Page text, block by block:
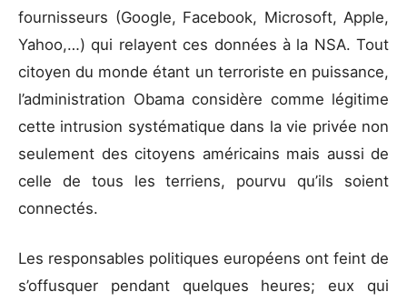
fournisseurs (Google, Facebook, Microsoft, Apple,
Yahoo,…) qui relayent ces données à la NSA. Tout
citoyen du monde étant un terroriste en puissance,
l’administration Obama considère comme légitime
cette intrusion systématique dans la vie privée non
seulement des citoyens américains mais aussi de
celle de tous les terriens, pourvu qu’ils soient
connectés.
Les responsables politiques européens ont feint de
s’offusquer pendant quelques heures; eux qui